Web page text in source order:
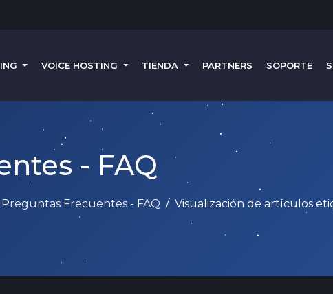
VOICE HOSTING TIENDA PARTNERS SOPORTE
- FAQ
Preguntas Frecuentes - FAQ Visualización de artículos